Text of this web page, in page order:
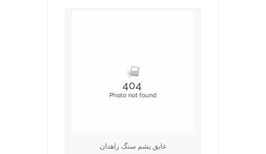
عایق پشم سنگ زاهدان